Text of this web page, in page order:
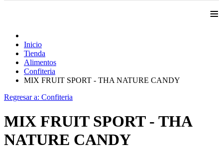
≡
Inicio
Tienda
Alimentos
Confiteria
MIX FRUIT SPORT - THA NATURE CANDY
Regresar a: Confiteria
MIX FRUIT SPORT - THA
NATURE CANDY